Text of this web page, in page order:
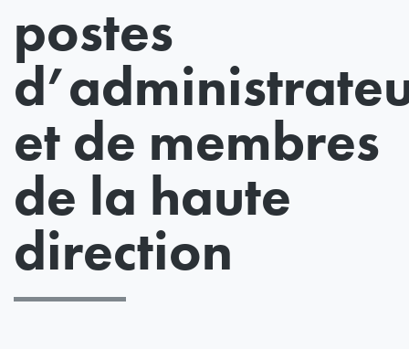
postes
et de membres
de la haute
direction